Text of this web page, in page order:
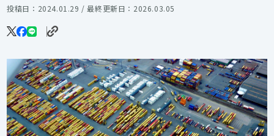
投稿日：2024.01.29 / 最終更新日：2026.03.05